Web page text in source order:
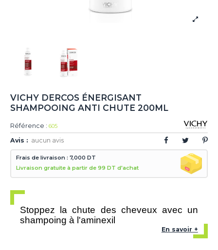
VICHY DERCOS ÉNERGISANT
SHAMPOOING ANTI CHUTE 200ML
Référence : 605
Avis : aucun avis
Frais de livraison : 7,000 DT
Livraison gratuite à partir de 99 DT d'achat
Stoppez la chute des cheveux avec un
shampoing à l'aminexil
En savoir +